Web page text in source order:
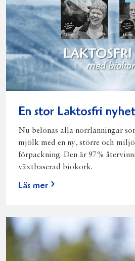
En stor Laktosfri
Nu belönas alla norrlänningar
mjölk med en ny, större och
förpackning. Den är 97%
växtbaserad biokork.
Läs mer